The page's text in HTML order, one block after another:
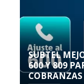
SUBTEL
600 Y 809